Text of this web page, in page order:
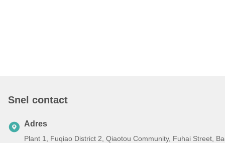
Snel contact
Adres
Plant 1, Fuqiao District 2, Qiaotou Community, Fuhai Street,